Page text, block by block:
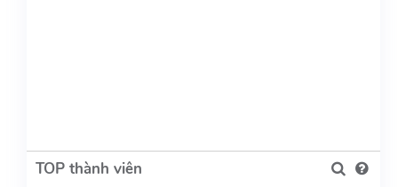
TOP thành viên